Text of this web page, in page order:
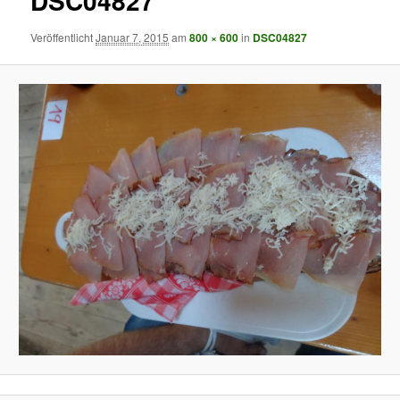
VeröffentlichtJanuar 7, 2015 am800 × 600in DSC04827